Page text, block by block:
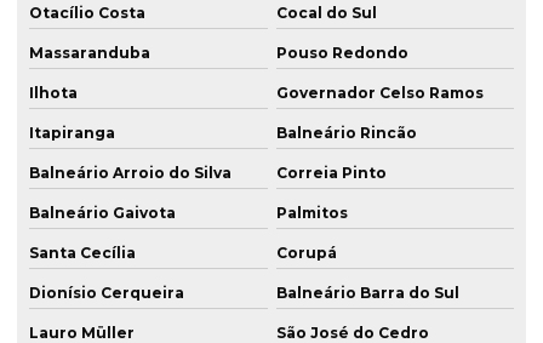
Otacílio Costa Cocal do Sul
Massaranduba Pouso Redondo
Ilhota Governador Celso Ramos
Itapiranga Balneário Rincão
Balneário Arroio do Silva Correia Pinto
Balneário Gaivota Palmitos
Santa Cecília Corupá
Dionísio Cerqueira Balneário Barra do Sul
Lauro Müller São José do Cedro